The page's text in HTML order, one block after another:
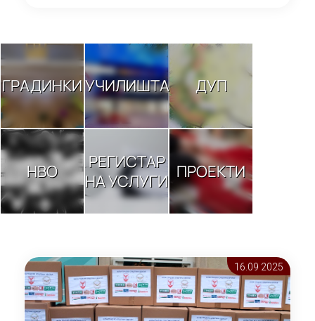
ГРАДИНКИУЧИЛИШТА ДУП
НВО
РЕГИСТАР
НА УСЛУГИ ПРОЕКТИ
16.09 2025